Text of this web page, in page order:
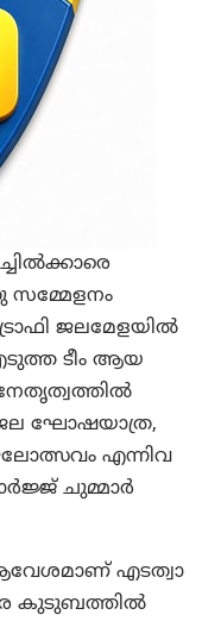
ജലമേളയിൽ
ടീം ആയ
ജല ഘോഷയാത്ര,
എന്നിവ
ചുമ്മാർ
എടത്വാ
കുടുബത്തിൽ